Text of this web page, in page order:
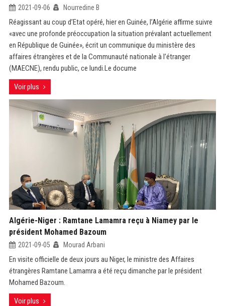
2021-09-06 Nourredine B
Réagissant au coup d’Etat opéré, hier en Guinée, l’Algérie affirme suivre
«avec une profonde préoccupation la situation prévalant actuellement
en République de Guinée», écrit un communique du ministère des
affaires étrangères et de la Communauté nationale à l’étranger
(MAECNE), rendu public, ce lundi.Le docume
Voir plus
Algérie-Niger : Ramtane Lamamra reçu à Niamey par le
président Mohamed Bazoum
2021-09-05 Mourad Arbani
En visite officielle de deux jours au Niger, le ministre des Affaires
étrangères Ramtane Lamamra a été reçu dimanche par le président
Mohamed Bazoum.
Voir plus